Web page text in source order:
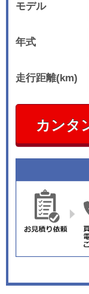
モデル
年式
走行距離(km)
カンタ